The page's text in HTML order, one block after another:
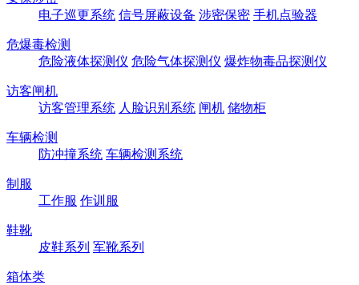
电子巡更系统 信号屏蔽设备 涉密保密 手机点验器
危爆毒检测
危险液体探测仪 危险气体探测仪 爆炸物毒品探测仪
访客闸机
访客管理系统 人脸识别系统 闸机 储物柜
车辆检测
防冲撞系统 车辆检测系统
制服
工作服 作训服
鞋靴
皮鞋系列 军靴系列
箱体类